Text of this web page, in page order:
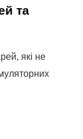
та
які не